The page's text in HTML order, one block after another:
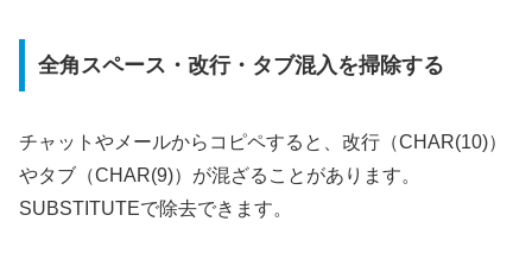
全角スペース・改行・タブ混入を掃除する
チャットやメールからコピペすると、改行（CHAR(10)）
やタブ（CHAR(9)）が混ざることがあります。
SUBSTITUTEで除去できます。